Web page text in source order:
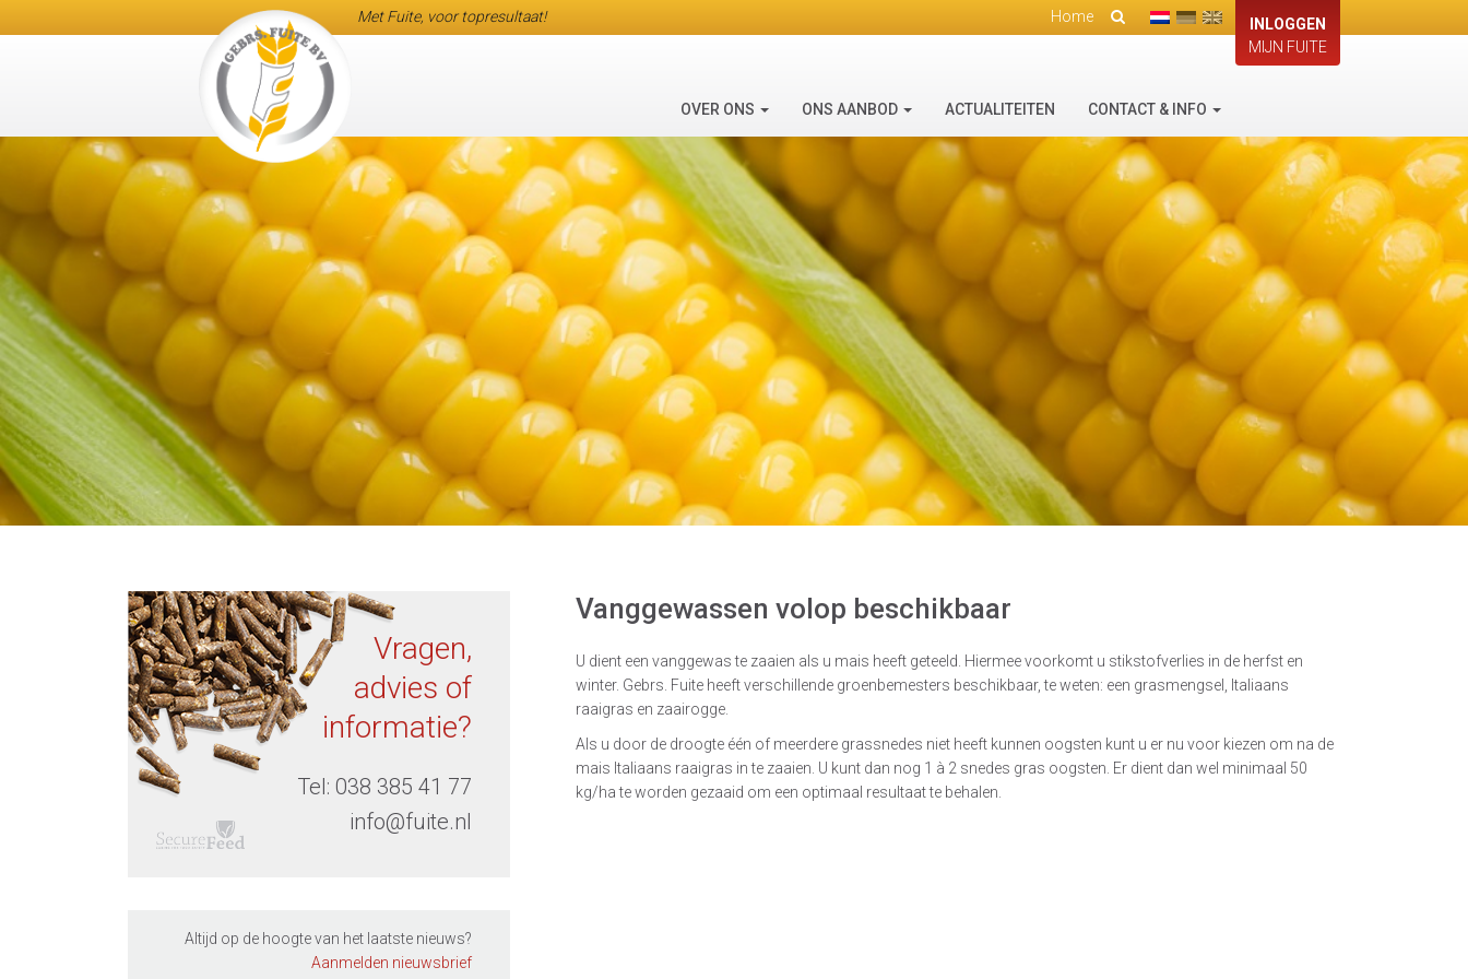
Met Fuite, voor topresultaat! Home
INLOGGEN
MIJN FUITE
OVER ONS ONS AANBOD ACTUALITEITEN CONTACT & INFO
Vragen,
advies of
informatie?
Tel: 038 385 41 77
info@fuite.nl
Altijd op de hoogte van het laatste nieuws?
Aanmelden nieuwsbrief
Vanggewassen volop beschikbaar
U dient een vanggewas te zaaien als u mais heeft geteeld. Hiermee voorkomt u stikstofverlies in de herfst en
winter. Gebrs. Fuite heeft verschillende groenbemesters beschikbaar, te weten: een grasmengsel, Italiaans
raaigras en zaairogge.
Als u door de droogte één of meerdere grassnedes niet heeft kunnen oogsten kunt u er nu voor kiezen om na de
mais Italiaans raaigras in te zaaien. U kunt dan nog 1 à 2 snedes gras oogsten. Er dient dan wel minimaal 50
kg/ha te worden gezaaid om een optimaal resultaat te behalen.